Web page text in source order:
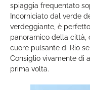
spiaggia frequentato
Incorniciato dal verde
verdeggiante, è
panoramico della città,
cuore pulsante di Rio
Consiglio vivamente di
prima volta.